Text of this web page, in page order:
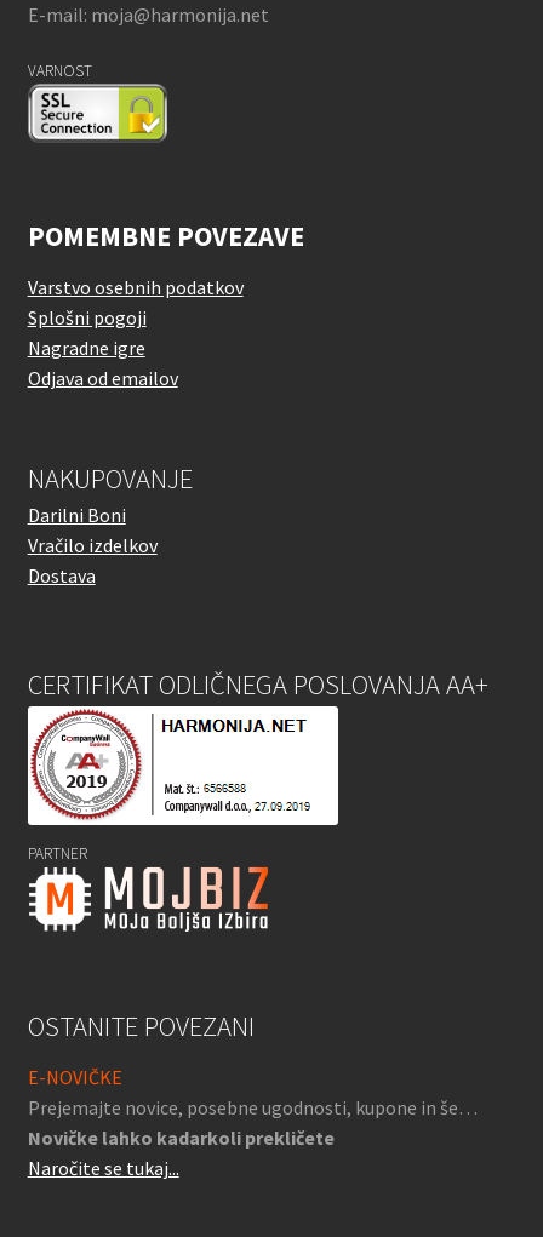
E-mail: moja@harmonija.net
VARNOST
POMEMBNE POVEZAVE
Varstvo osebnih podatkov
Splošni pogoji
Nagradne igre
Odjava od emailov
NAKUPOVANJE
Darilni Boni
Vračilo izdelkov
Dostava
CERTIFIKAT ODLIČNEGA POSLOVANJA AA+
PARTNER
OSTANITE POVEZANI
E-NOVIČKE
Prejemajte novice, posebne ugodnosti, kupone in še…
Novičke lahko kadarkoli prekličete
Naročite se tukaj...